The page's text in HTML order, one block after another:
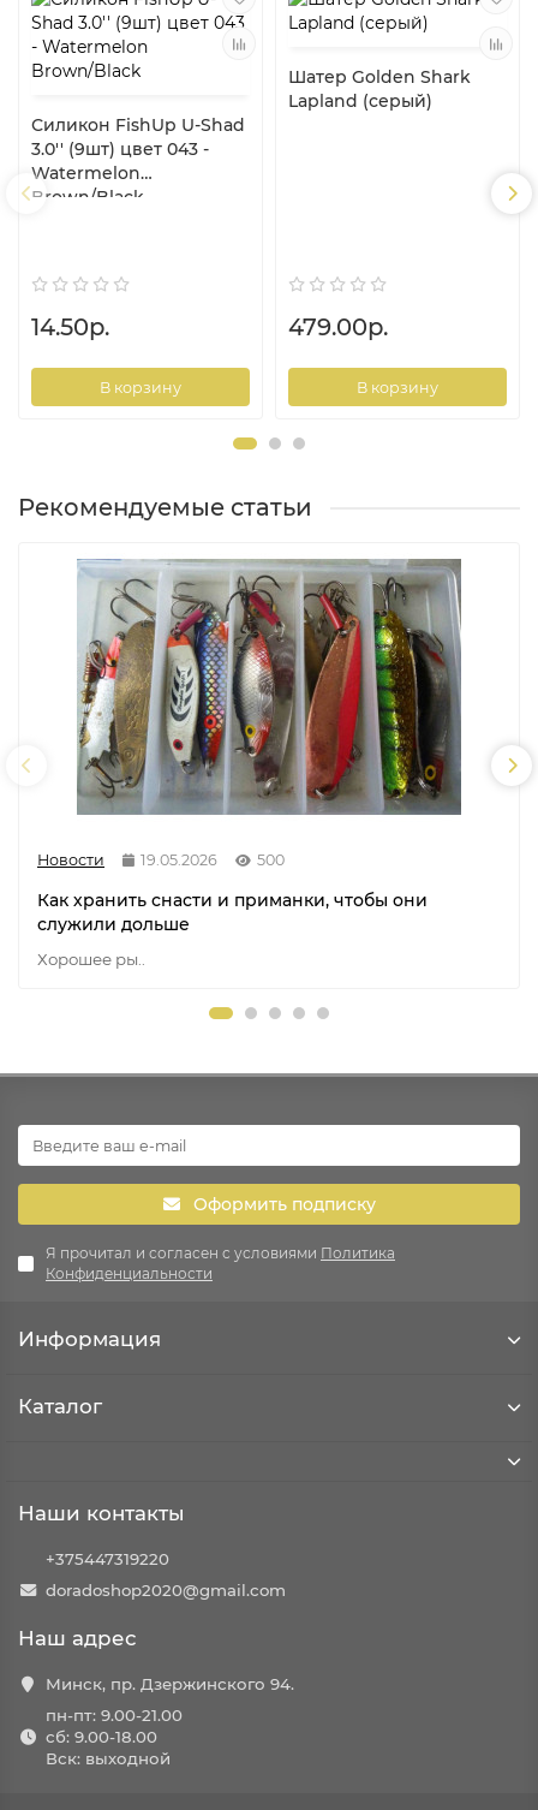
Силикон FishUp U-Shad
3.0'' (9шт) цвет 043 -
Watermelon
Brown/Black
14.50р.
В корзину
Шатер Golden Shark
Lapland (серый)
479.00р.
В корзину
Рекомендуемые статьи
Новости 19.05.2026 500
Как хранить снасти и приманки, чтобы они
служили дольше
Хорошее ры..
Оформить подписку
Я прочитал и согласен с условиями Политика
Конфиденциальности
Информация
Каталог
Наши контакты
+375447319220
doradoshop2020@gmail.com
Наш адрес
Минск, пр. Дзержинского 94.
пн-пт: 9.00-21.00
сб: 9.00-18.00
Вск: выходной